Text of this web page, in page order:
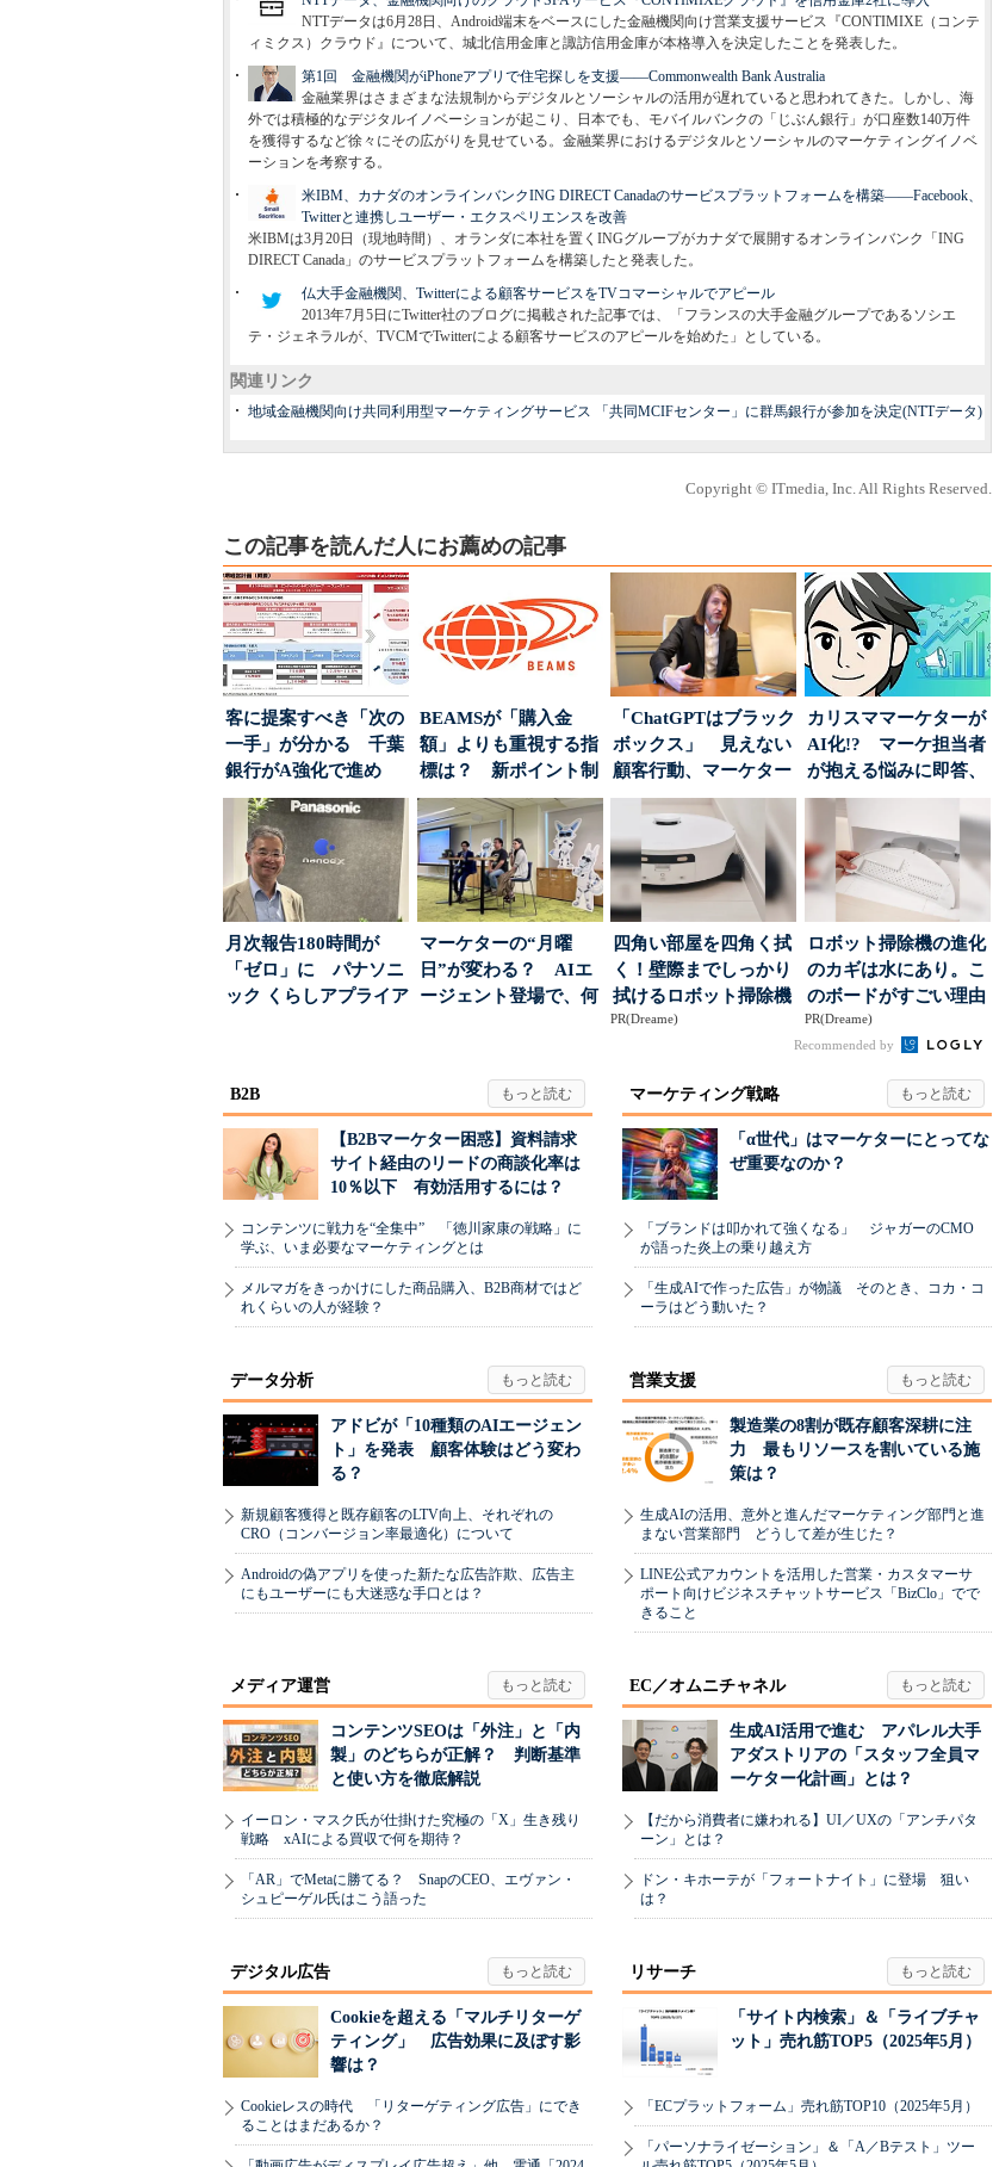
NTTデータは6月28日、Android端末をベースにした金融機関向け営業支援サービス『CONTIMIXE（コンテ
ィミクス）クラウド』について、城北信用金庫と諏訪信用金庫が本格導入を決定したことを発表した。
第1回 金融機関がiPhoneアプリで住宅探しを支援――Commonwealth Bank Australia
金融業界はさまざまな法規制からデジタルとソーシャルの活用が遅れていると思われてきた。しかし、海
外では積極的なデジタルイノベーションが起こり、日本でも、モバイルバンクの「じぶん銀行」が口座数140万件
を獲得するなど徐々にその広がりを見せている。金融業界におけるデジタルとソーシャルのマーケティングイノベ
ーションを考察する。
米IBM、カナダのオンラインバンクING DIRECT Canadaのサービスプラットフォームを構築――Facebook、
Twitterと連携しユーザー・エクスペリエンスを改善
米IBMは3月20日（現地時間）、オランダに本社を置くINGグループがカナダで展開するオンラインバンク「ING
DIRECT Canada」のサービスプラットフォームを構築したと発表した。
仏大手金融機関、Twitterによる顧客サービスをTVコマーシャルでアピール
2013年7月5日にTwitter社のブログに掲載された記事では、「フランスの大手金融グループであるソシエ
テ・ジェネラルが、TVCMでTwitterによる顧客サービスのアピールを始めた」としている。
関連リンク
地域金融機関向け共同利用型マーケティングサービス 「共同MCIFセンター」に群馬銀行が参加を決定(NTTデータ)
Copyright © ITmedia, Inc. All Rights Reserved.
この記事を読んだ人にお薦めの記事
客に提案すべき「次の
一手」が分かる 千葉
銀行がA強化で進め
る“One to On...
BEAMSが「購入金
額」よりも重視する指
標は？ 新ポイント制
度の狙い
「ChatGPTはブラック
ボックス」 見えない
顧客行動、マーケター
に残された打ち...
カリスママーケターが
AI化!? マーケ担当者
が抱える悩みに即答、
実力は？
月次報告180時間が
「ゼロ」に パナソニ
ック くらしアプライア
マーケターの“月曜
日”が変わる？ AIエ
ージェント登場で、何
四角い部屋を四角く拭
く！壁際までしっかり
拭けるロボット掃除機
PR(Dreame)
ロボット掃除機の進化
のカギは水にあり。こ
のボードがすごい理由
PR(Dreame)
Recommended by
B2B
【B2Bマーケター困惑】資料請求
サイト経由のリードの商談化率は
10％以下 有効活用するには？
コンテンツに戦力を“全集中” 「徳川家康の戦略」に
学ぶ、いま必要なマーケティングとは
メルマガをきっかけにした商品購入、B2B商材ではど
れくらいの人が経験？
マーケティング戦略
「α世代」はマーケターにとってな
ぜ重要なのか？
「ブランドは叩かれて強くなる」 ジャガーのCMO
が語った炎上の乗り越え方
「生成AIで作った広告」が物議 そのとき、コカ・コ
ーラはどう動いた？
データ分析
アドビが「10種類のAIエージェン
ト」を発表 顧客体験はどう変わ
る？
新規顧客獲得と既存顧客のLTV向上、それぞれの
CRO（コンバージョン率最適化）について
Androidの偽アプリを使った新たな広告詐欺、広告主
にもユーザーにも大迷惑な手口とは？
営業支援
製造業の8割が既存顧客深耕に注
力 最もリソースを割いている施
策は？
生成AIの活用、意外と進んだマーケティング部門と進
まない営業部門 どうして差が生じた？
LINE公式アカウントを活用した営業・カスタマーサ
ポート向けビジネスチャットサービス「BizClo」でで
きること
メディア運営
コンテンツSEOは「外注」と「内
製」のどちらが正解？ 判断基準
と使い方を徹底解説
イーロン・マスク氏が仕掛けた究極の「X」生き残り
戦略 xAIによる買収で何を期待？
「AR」でMetaに勝てる？ SnapのCEO、エヴァン・
シュピーゲル氏はこう語った
EC／オムニチャネル
生成AI活用で進む アパレル大手
アダストリアの「スタッフ全員マ
ーケター化計画」とは？
【だから消費者に嫌われる】UI／UXの「アンチパタ
ーン」とは？
ドン・キホーテが「フォートナイト」に登場 狙い
は？
デジタル広告
Cookieを超える「マルチリターゲ
ティング」 広告効果に及ぼす影
響は？
Cookieレスの時代 「リターゲティング広告」にでき
ることはまだあるか？
リサーチ
「サイト内検索」＆「ライブチャ
ット」売れ筋TOP5（2025年5月）
「ECプラットフォーム」売れ筋TOP10（2025年5月）
「パーソナライゼーション」＆「A／Bテスト」ツー